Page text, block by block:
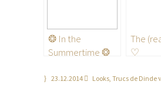
❂ In the
Summertime ❂
The
♡
23.12.2014 Looks, Trucs de Dinde